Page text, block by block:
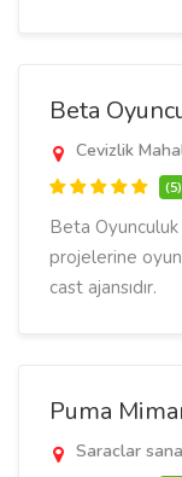
Beta
Cevizlik
(5)
Beta
projelerine
cast ajansıdır.
Puma
Saraclar